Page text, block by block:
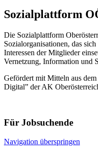
Sozialplattform
Die Sozialplattform
Sozialorganisationen, das
Interessen der Mitglieder
Vernetzung, Information und
Gefördert mit Mitteln aus
Digital” der AK
Für Jobsuchende
Navigation überspringen